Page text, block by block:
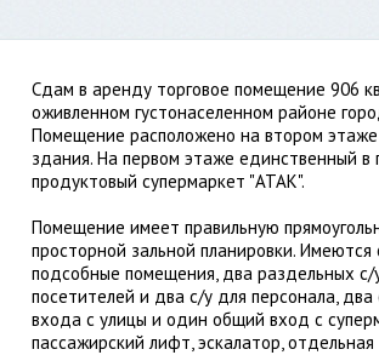
Сдам в аренду торговое помещение 906
оживленном густонаселенном районе
Помещение расположено на втором этаже
здания. На первом этаже единственный в
продуктовый супермаркет "АТАК".
Помещение имеет правильную
просторной зальной планировки.
подсобные помещения, два раздельных с/
посетителей и два с/у для персонала,
входа с улицы и один общий вход с
пассажирский лифт, эскалатор, отдельная